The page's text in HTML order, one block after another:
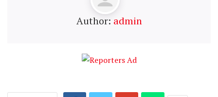
Author: admin